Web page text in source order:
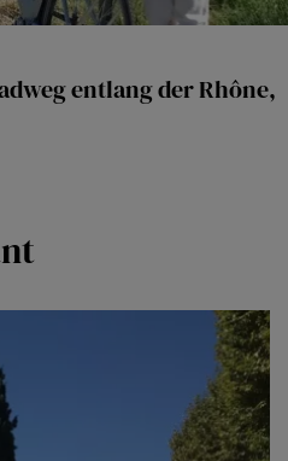
entlang der Rhône,